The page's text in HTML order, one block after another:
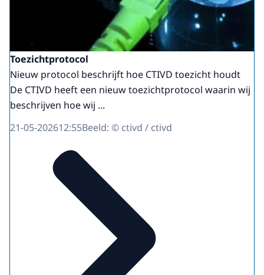
Toezichtprotocol
Nieuw protocol beschrijft hoe CTIVD toezicht houdt
De CTIVD heeft een nieuw toezichtprotocol waarin wij
beschrijven hoe wij ...
21-05-202612:55Beeld: © ctivd / ctivd